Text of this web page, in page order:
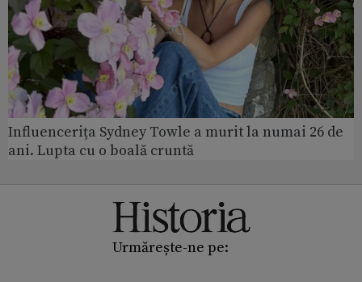
Influencerița Sydney Towle a murit la numai 26 de
ani. Lupta cu o boală cruntă
Urmărește-ne pe: